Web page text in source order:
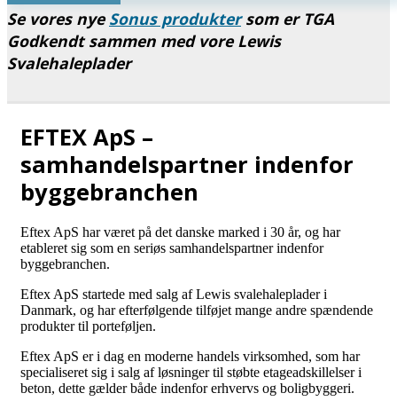
Se vores nyeSonus produktersom er TGA
Godkendt sammen med vore Lewis
Svalehaleplader
EFTEX ApS –
samhandelspartner indenfor
byggebranchen
Eftex ApS har været på det danske marked i 30 år, og har
etableret sig som en seriøs samhandelspartner indenfor
byggebranchen.
Eftex ApS startede med salg af Lewis svalehaleplader i
Danmark, og har efterfølgende tilføjet mange andre spændende
produkter til porteføljen.
Eftex ApS er i dag en moderne handels virksomhed, som har
specialiseret sig i salg af løsninger til støbte etageadskillelser i
beton, dette gælder både indenfor erhvervs og boligbyggeri.